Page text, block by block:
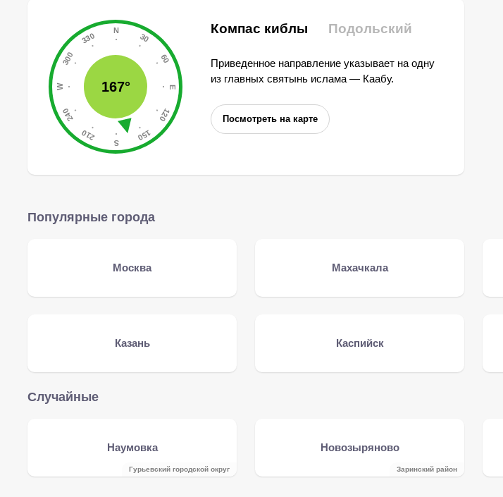
167°
Компас киблы Подольский
Приведенное направление указывает на одну
из главных святынь ислама — Каабу.
Посмотреть на карте
Популярные города
Москва Махачкала
Казань Каспийск
Случайные
Наумовка
Гурьевский городской округ
Новозыряново
Заринский район